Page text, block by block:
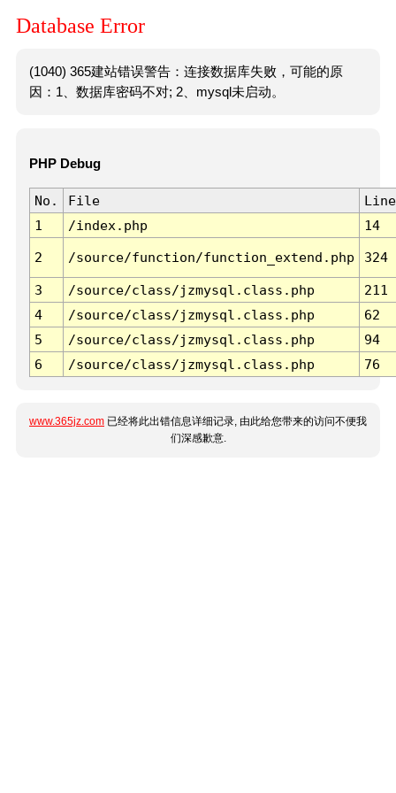
Database Error
(1040) 365建站错误警告：连接数据库失败，可能的原
因：1、数据库密码不对; 2、mysql未启动。
PHP Debug
No. File
Line
1
/index.php 14
2 /source/function/function_extend.php 324
3 /source/class/jzmysql.class.php
211
4
/source/class/jzmysql.class.php
62
5
/source/class/jzmysql.class.php
94
6
/source/class/jzmysql.class.php 76
www.365jz.com 已经将此出错信息详细记录, 由此给您带来的访问不便我
们深感歉意.